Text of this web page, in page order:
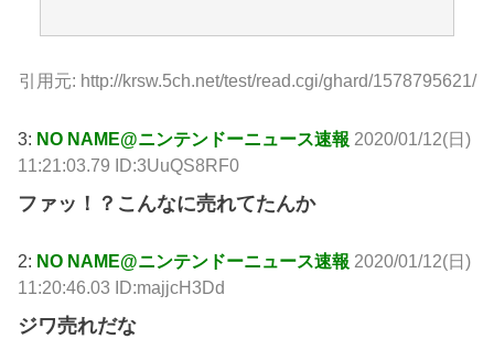
引用元: http://krsw.5ch.net/test/read.cgi/ghard/1578795621/
3: NO NAME@ニンテンドーニュース速報 2020/01/12(日)
11:21:03.79 ID:3UuQS8RF0
ファッ！？こんなに売れてたんか
2: NO NAME@ニンテンドーニュース速報 2020/01/12(日)
11:20:46.03 ID:majjcH3Dd
ジワ売れだな